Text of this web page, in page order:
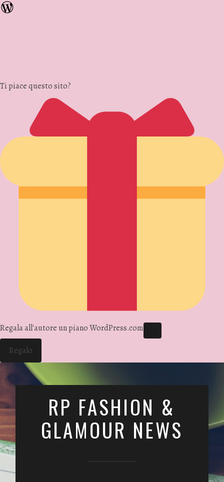
Ti piace questo sito?
Regala all'autore un piano WordPress.com
Regalo
RP FASHION &
GLAMOUR NEWS